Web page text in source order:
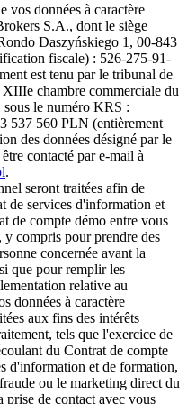
vos données à caractère
S.A., dont le siège
Daszyńskiego 1, 00-843
fiscale) : 526-275-91-
est tenu par le tribunal de
chambre commerciale du
le numéro KRS :
537 560 PLN (entièrement
des données désigné par le
contacté par e-mail à
.
seront traitées afin de
de services d'information et
de compte démo entre vous
y compris pour prendre des
concernée avant la
que pour remplir les
relative au
données à caractère
aux fins des intérêts
tels que l'exercice de
du Contrat de compte
d'information et de formation,
ou le marketing direct du
prise de contact avec vous